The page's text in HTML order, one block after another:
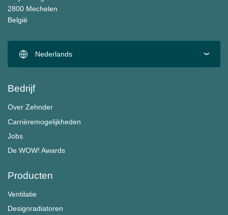
2800 Mechelen
België
Nederlands
Bedrijf
Over Zehnder
Carrièremogelijkheden
Jobs
De WOW! Awards
Producten
Ventilatie
Designradiatoren